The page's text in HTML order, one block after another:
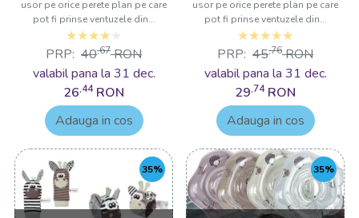
usor pe orice perete plan pe care
pot fi prinse ventuzele din...
PRP: 40,67 RON
valabil pana la 31 dec.
26,44 RON
Adauga in cos
usor pe orice perete plan pe care
pot fi prinse ventuzele din...
PRP: 45,76 RON
valabil pana la 31 dec.
29,74 RON
Adauga in cos
35% 35%